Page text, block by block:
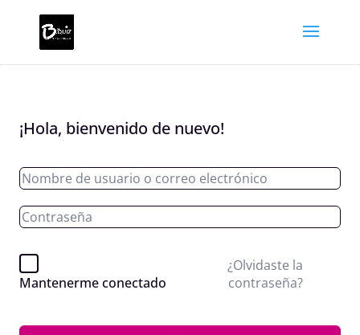
¡Hola, bienvenido de nuevo!
Mantenerme conectado
¿Olvidaste la
contraseña?